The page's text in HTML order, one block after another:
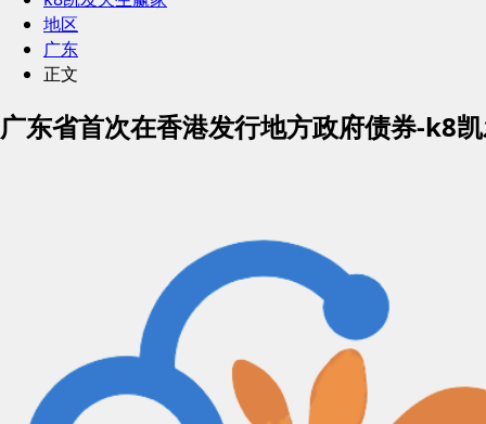
地区
广东
正文
广东省首次在香港发行地方政府债券-k8